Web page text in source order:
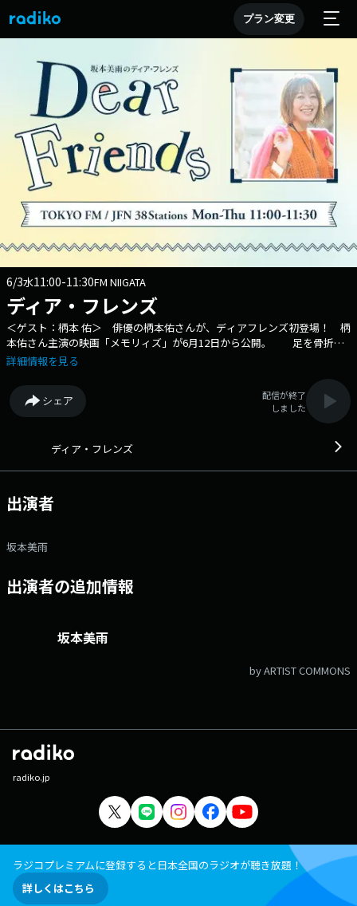
プラン変更
6/3水11:00-11:30FM NIIGATA
ディア・フレンズ
＜ゲスト：柄本 佑＞ 俳優の柄本佑さんが、ディアフレンズ初登場！ 柄
本佑さん主演の映画「メモリィズ」が6月12日から公開。 足を骨折し
た義理の父の手伝いのため、東京から九州の田舎町へ向かい、2ヶ月間を
督・脚本は、長編デビュー作となる坂西未郁監督。 ロバート・デ・ニ
ーロが創設したトライベッカ映画祭のコンペ部門に、日本作品として選出
された注目作！ 柄本さんのリクエスト楽曲もお届けします♪ 番組
フレンズ」 Xアカウントは「@dearfriends80」
詳細情報を見る
シェア
配信が終了
しました
ディア・フレンズ
出演者
坂本美雨
出演者の追加情報
坂本美雨
by ARTIST COMMONS
radiko.jp
ラジコプレミアムに登録すると日本全国のラジオが聴き放題！
詳しくはこちら